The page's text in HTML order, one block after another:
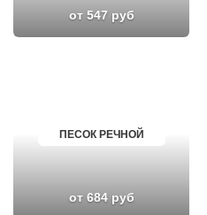
от 547 руб
ПЕСОК РЕЧНОЙ
от 684 руб